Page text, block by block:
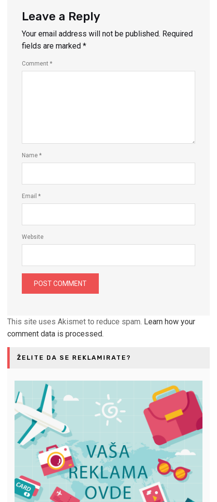
Leave a Reply
Your email address will not be published. Required
fields are marked *
Comment *
Name *
Email *
Website
This site uses Akismet to reduce spam. Learn how your
comment data is processed.
ŽELITE DA SE REKLAMIRATE?